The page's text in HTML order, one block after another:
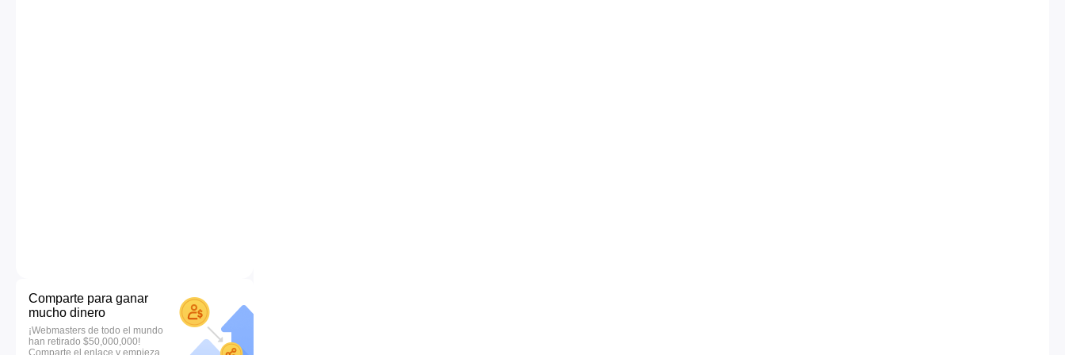
Comparte para ganar
mucho dinero
¡Webmasters de todo el mundo
han retirado $50,000,000!
Comparte el enlace y empieza